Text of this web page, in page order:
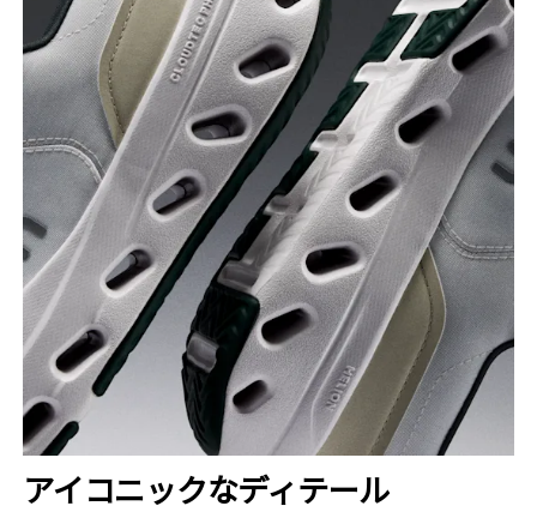
アイコニックな​ディテール